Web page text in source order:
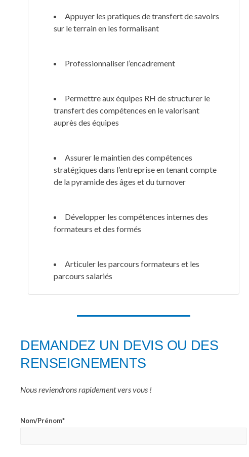
Appuyer les pratiques de transfert de savoirs
sur le terrain en les formalisant
Professionnaliser l’encadrement
Permettre aux équipes RH de structurer le
transfert des compétences en le valorisant
auprès des équipes
Assurer le maintien des compétences
stratégiques dans l’entreprise en tenant compte
de la pyramide des âges et du turnover
Développer les compétences internes des
formateurs et des formés
Articuler les parcours formateurs et les
parcours salariés
DEMANDEZ UN DEVIS OU DES
RENSEIGNEMENTS
Nous reviendrons rapidement vers vous !
Nom/Prénom*